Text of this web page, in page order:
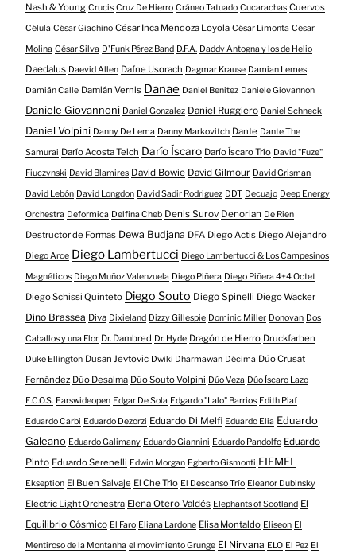
Nash & Young Crucis Cruz De Hierro Cráneo Tatuado Cucarachas Cuervos
Célula César Giachino César Inca Mendoza Loyola César Limonta César
Molina César Silva D'Funk Pérez Band D.F.A. Daddy Antogna y los de Helio
Daedalus Daevid Allen Dafne Usorach Dagmar Krause Damian Lemes
Damián Calle Damián Vernis Danae Daniel Benitez Daniele Giovannon
Daniele Giovannoni Daniel Gonzalez Daniel Ruggiero Daniel Schneck
Daniel Volpini Danny De Lema Danny Markovitch Dante Dante The
Samurai Darío Acosta Teich Darío Íscaro Darío Íscaro Trío David "Fuze"
Fiuczynski David Blamires David Bowie David Gilmour David Grisman
David Lebón David Longdon David Sadir Rodriguez DDT Decuajo Deep Energy
Orchestra Deformica Delfina Cheb Denis Surov Denorian De Rien
Destructor de Formas Dewa Budjana DFA Diego Actis Diego Alejandro
Diego Arce Diego Lambertucci Diego Lambertucci & Los Campesinos
Magnéticos Diego Muñoz Valenzuela Diego Piñera Diego Piñera 4+4 Octet
Diego Schissi Quinteto Diego Souto Diego Spinelli Diego Wacker
Dino Brassea Diva Dixieland Dizzy Gillespie Dominic Miller Donovan Dos
Caballos y una Flor Dr. Dambred Dr. Hyde Dragón de Hierro Druckfarben
Duke Ellington Dusan Jevtovic Dwiki Dharmawan Décima Dúo Crusat
Fernández Dúo Desalma Dúo Souto Volpini Dúo Veza Dúo Íscaro Lazo
E.C.O.S. Earswideopen Edgar De Sola Edgardo "Lalo" Barrios Edith Piaf
Eduardo Carbi Eduardo Dezorzi Eduardo Di Melfi Eduardo Elia Eduardo
Galeano Eduardo Galimany Eduardo Giannini Eduardo Pandolfo Eduardo
Pinto Eduardo Serenelli Edwin Morgan Egberto Gismonti EIEMEL
Ekseption El Buen Salvaje El Che Trío El Descanso Trío Eleanor Dubinsky
Electric Light Orchestra Elena Otero Valdés Elephants of Scotland El
Equilibrio Cósmico El Faro Eliana Lardone Elisa Montaldo Eliseon El
Mentiroso de la Montanha el movimiento Grunge El Nirvana ELO El Pez El